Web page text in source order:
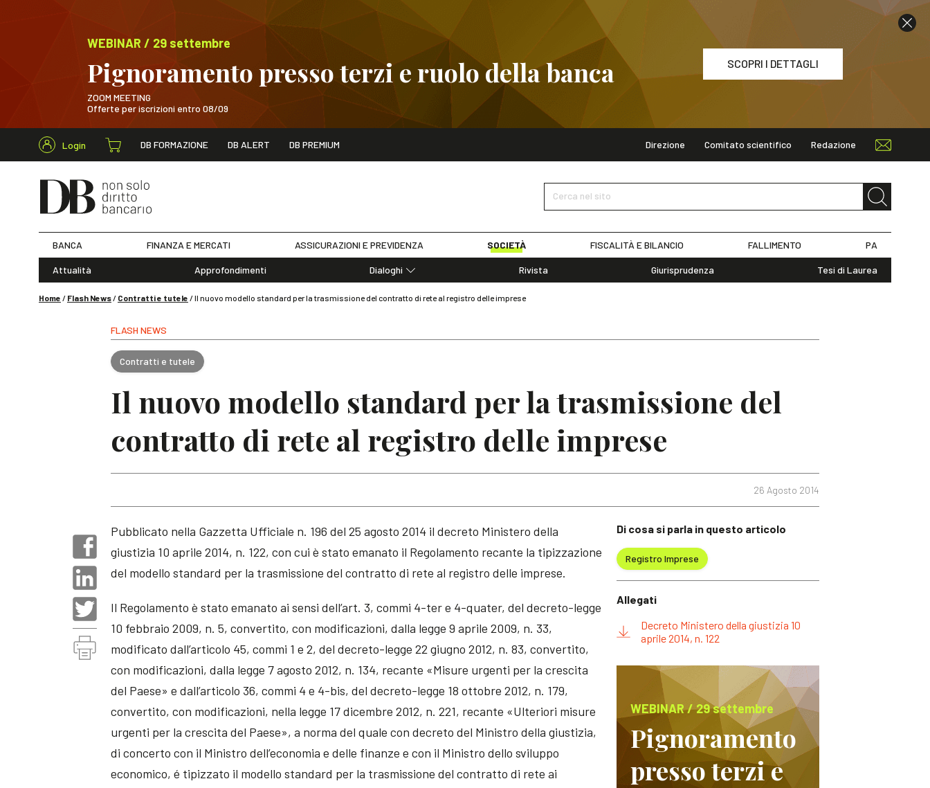
WEBINAR / 29 settembre
Pignoramento presso terzi e ruolo della banca
ZOOM MEETING
Offerte per iscrizioni entro 08/09
SCOPRI I DETTAGLI
WEBINAR / 29 settembre SCOPRI I DETTAGLI
Login DB FORMAZIONE DB ALERT DB PREMIUM Direzione Comitato scientifico Redazione
Cerca nel sito
Cerca nel sito
BANCA FINANZA E MERCATI ASSICURAZIONI E PREVIDENZA SOCIETÀ FISCALITÀ E BILANCIO FALLIMENTO PA
Attualità Approfondimenti
Dialoghi
Rivista Giurisprudenza Tesi di Laurea
Home / Flash News/ Contratti e tutele /Il nuovo modello standard per la trasmissione del contratto di rete al registro delle imprese
FLASH NEWS
Contratti e tutele
Il nuovo modello standard per la trasmissione del
contratto di rete al registro delle imprese
26 Agosto 2014
Pubblicato nella Gazzetta Ufficiale n. 196 del 25 agosto 2014 il decreto Ministero della
giustizia 10 aprile 2014, n. 122, con cui è stato emanato il Regolamento recante la tipizzazione
del modello standard per la trasmissione del contratto di rete al registro delle imprese.
Il Regolamento è stato emanato ai sensi dell’art. 3, commi 4-ter e 4-quater, del decreto-legge
10 febbraio 2009, n. 5, convertito, con modificazioni, dalla legge 9 aprile 2009, n. 33,
modificato dall’articolo 45, commi 1 e 2, del decreto-legge 22 giugno 2012, n. 83, convertito,
con modificazioni, dalla legge 7 agosto 2012, n. 134, recante «Misure urgenti per la crescita
del Paese» e dall’articolo 36, commi 4 e 4-bis, del decreto-legge 18 ottobre 2012, n. 179,
convertito, con modificazioni, nella legge 17 dicembre 2012, n. 221, recante «Ulteriori misure
urgenti per la crescita del Paese», a norma del quale con decreto del Ministro della giustizia,
di concerto con il Ministro dell’economia e delle finanze e con il Ministro dello sviluppo
economico, é tipizzato il modello standard per la trasmissione del contratto di rete ai
Di cosa si parla in questo articolo
Registro Imprese
Allegati
Decreto Ministero della giustizia 10
aprile 2014, n. 122
WEBINAR / 29 settembre
Pignoramento
presso terzi e